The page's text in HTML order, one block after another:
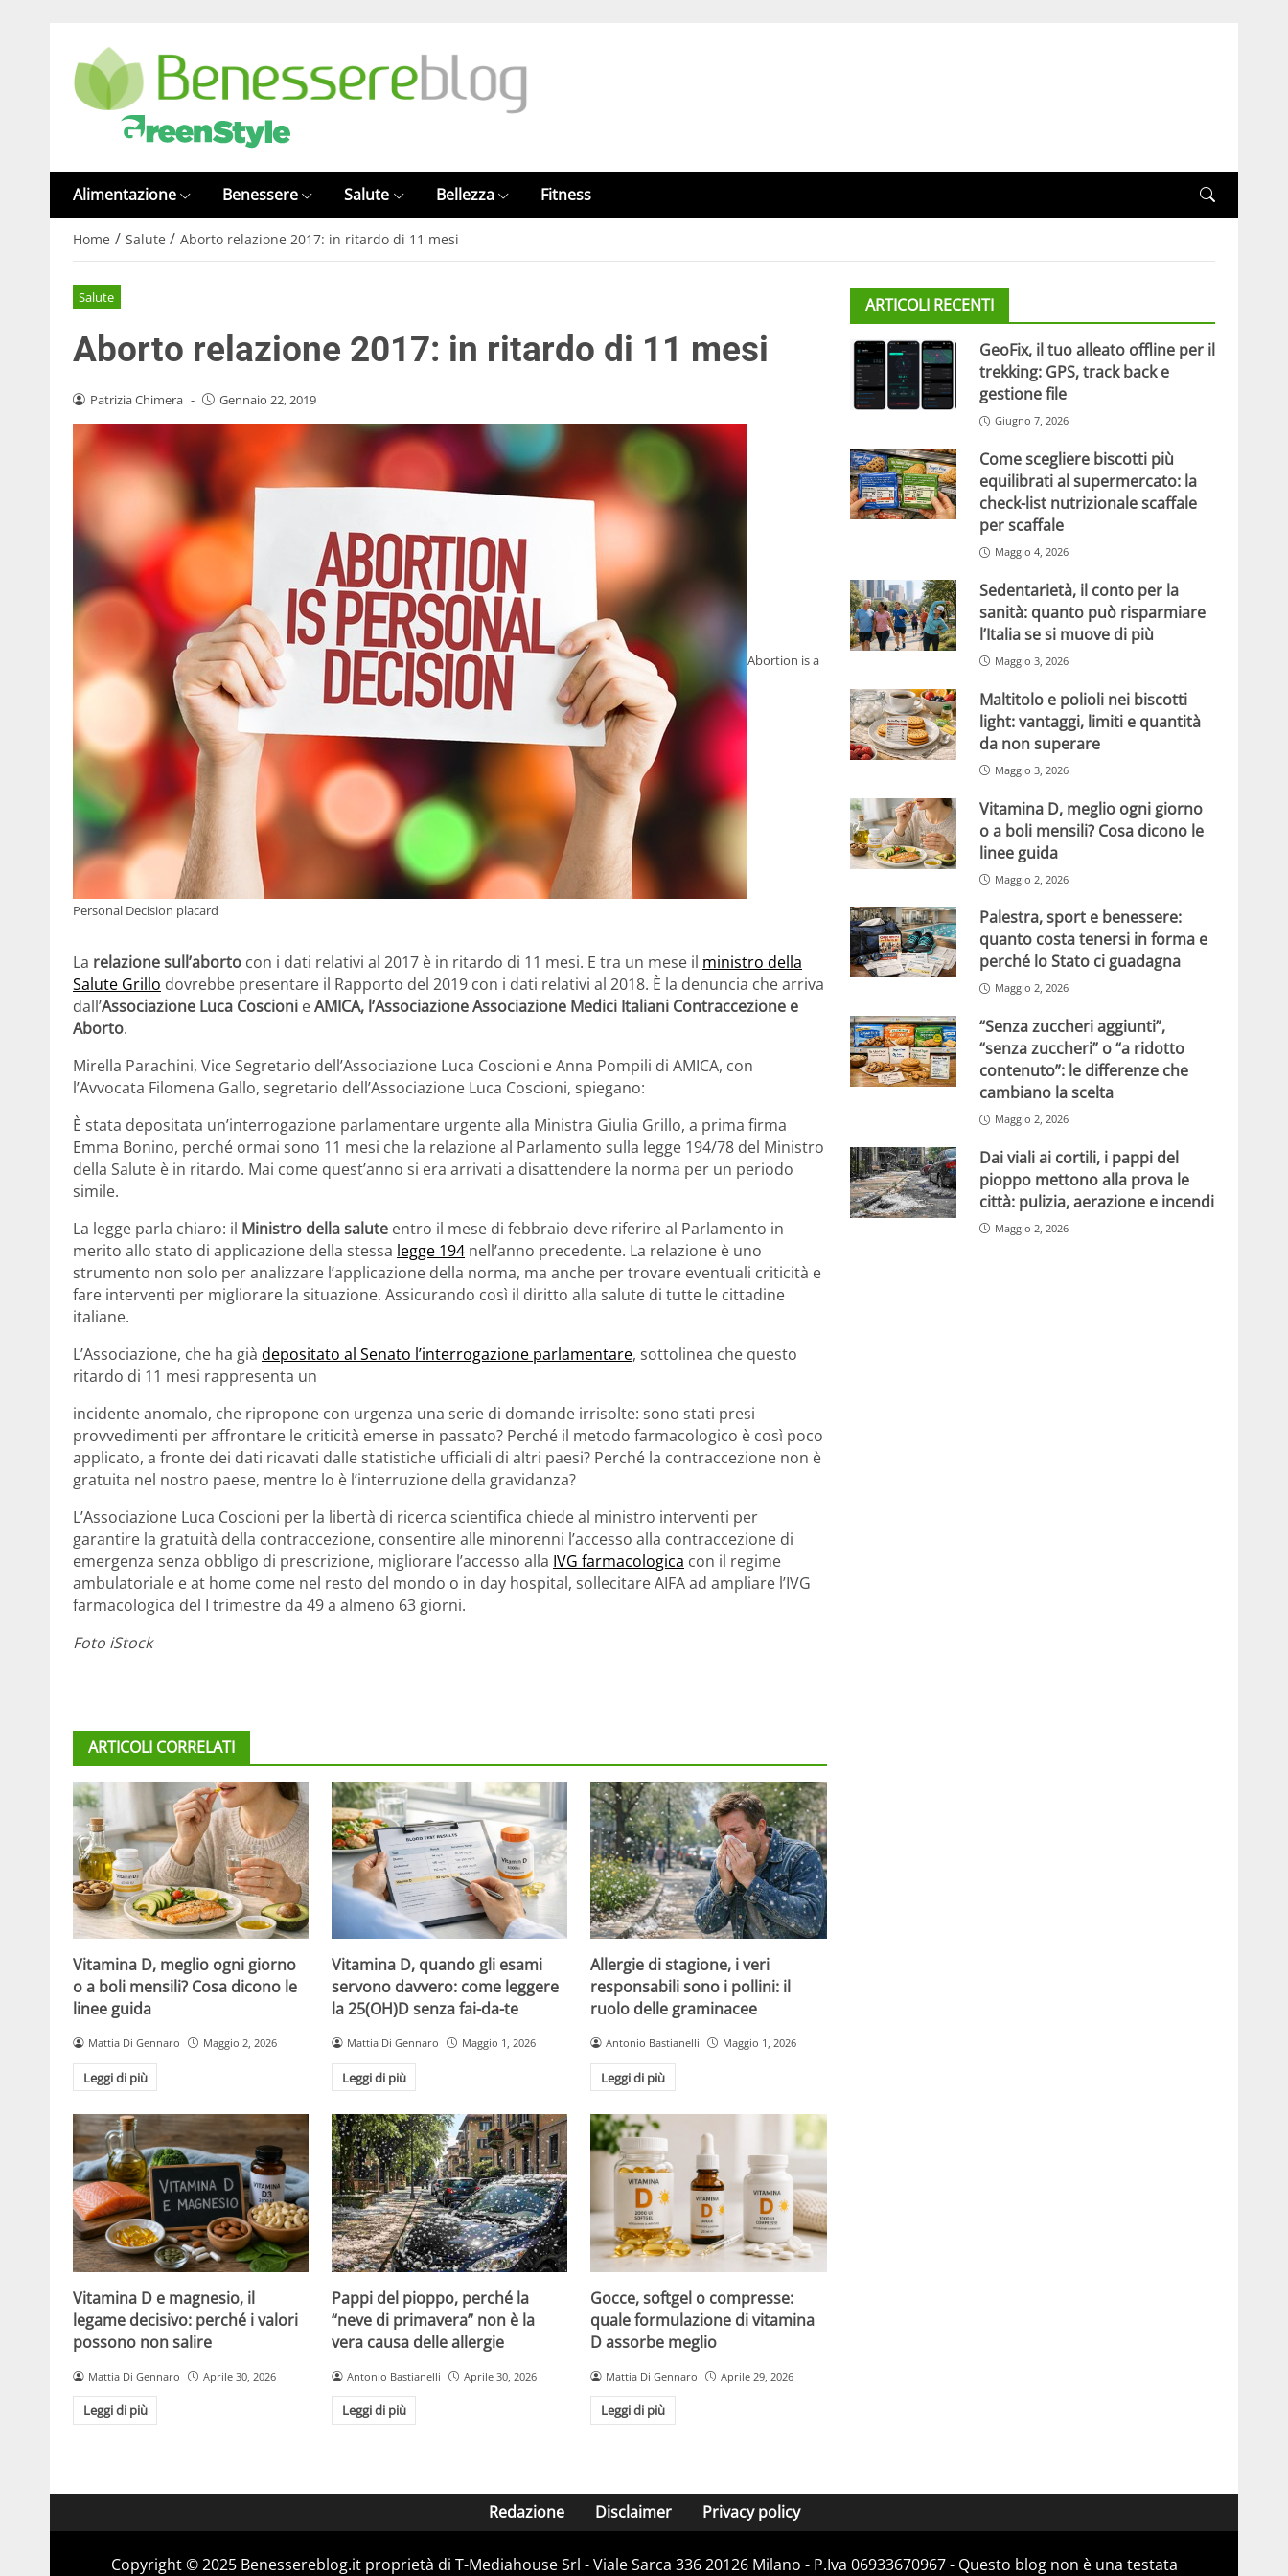
Alimentazione Benessere Salute Bellezza Fitness
Home / Salute / Aborto relazione 2017: in ritardo di 11 mesi
Salute
Aborto relazione 2017: in ritardo di 11 mesi
Patrizia Chimera - Gennaio 22, 2019
Abortion is a
Personal Decision placard
La relazione sull’aborto con i dati relativi al 2017 è in ritardo di 11 mesi. E tra un mese il ministro della
Salute Grillo dovrebbe presentare il Rapporto del 2019 con i dati relativi al 2018. È la denuncia che arriva
dall’Associazione Luca Coscioni eAMICA, l’Associazione Associazione Medici Italiani Contraccezione e
Aborto.
Mirella Parachini, Vice Segretario dell’Associazione Luca Coscioni e Anna Pompili di AMICA, con
l’Avvocata Filomena Gallo, segretario dell’Associazione Luca Coscioni, spiegano:
È stata depositata un’interrogazione parlamentare urgente alla Ministra Giulia Grillo, a prima firma
Emma Bonino, perché ormai sono 11 mesi che la relazione al Parlamento sulla legge 194/78 del Ministro
della Salute è in ritardo. Mai come quest’anno si era arrivati a disattendere la norma per un periodo
simile.
La legge parla chiaro: il Ministro della salute entro il mese di febbraio deve riferire al Parlamento in
merito allo stato di applicazione della stessa legge 194 nell’anno precedente. La relazione è uno
strumento non solo per analizzare l’applicazione della norma, ma anche per trovare eventuali criticità e
fare interventi per migliorare la situazione. Assicurando così il diritto alla salute di tutte le cittadine
italiane.
L’Associazione, che ha già depositato al Senato l’interrogazione parlamentare, sottolinea che questo
ritardo di 11 mesi rappresenta un
incidente anomalo, che ripropone con urgenza una serie di domande irrisolte: sono stati presi
provvedimenti per affrontare le criticità emerse in passato? Perché il metodo farmacologico è così poco
applicato, a fronte dei dati ricavati dalle statistiche ufficiali di altri paesi? Perché la contraccezione non è
gratuita nel nostro paese, mentre lo è l’interruzione della gravidanza?
L’Associazione Luca Coscioni per la libertà di ricerca scientifica chiede al ministro interventi per
garantire la gratuità della contraccezione, consentire alle minorenni l’accesso alla contraccezione di
emergenza senza obbligo di prescrizione, migliorare l’accesso alla IVG farmacologica con il regime
ambulatoriale e at home come nel resto del mondo o in day hospital, sollecitare AIFA ad ampliare l’IVG
farmacologica del I trimestre da 49 a almeno 63 giorni.
Foto iStock
ARTICOLI CORRELATI
Vitamina D, meglio ogni giorno
o a boli mensili? Cosa dicono le
linee guida
Mattia Di Gennaro Maggio 2, 2026
Leggi di più
Vitamina D, quando gli esami
servono davvero: come leggere
la 25(OH)D senza fai-da-te
Mattia Di Gennaro Maggio 1, 2026
Leggi di più
Allergie di stagione, i veri
responsabili sono i pollini: il
ruolo delle graminacee
Antonio Bastianelli Maggio 1, 2026
Leggi di più
Vitamina D e magnesio, il
legame decisivo: perché i valori
possono non salire
Mattia Di Gennaro Aprile 30, 2026
Leggi di più
Pappi del pioppo, perché la
“neve di primavera” non è la
vera causa delle allergie
Antonio Bastianelli Aprile 30, 2026
Leggi di più
Gocce, softgel o compresse:
quale formulazione di vitamina
D assorbe meglio
Mattia Di Gennaro Aprile 29, 2026
Leggi di più
ARTICOLI RECENTI
GeoFix, il tuo alleato offline per il
trekking: GPS, track back e
gestione file
Giugno 7, 2026
Come scegliere biscotti più
equilibrati al supermercato: la
check-list nutrizionale scaffale
per scaffale
Maggio 4, 2026
Sedentarietà, il conto per la
sanità: quanto può risparmiare
l’Italia se si muove di più
Maggio 3, 2026
Maltitolo e polioli nei biscotti
light: vantaggi, limiti e quantità
da non superare
Maggio 3, 2026
Vitamina D, meglio ogni giorno
o a boli mensili? Cosa dicono le
linee guida
Maggio 2, 2026
Palestra, sport e benessere:
quanto costa tenersi in forma e
perché lo Stato ci guadagna
Maggio 2, 2026
“Senza zuccheri aggiunti”,
“senza zuccheri” o “a ridotto
contenuto”: le differenze che
cambiano la scelta
Maggio 2, 2026
Dai viali ai cortili, i pappi del
pioppo mettono alla prova le
città: pulizia, aerazione e incendi
Maggio 2, 2026
Redazione Disclaimer Privacy policy
Copyright © 2025 Benessereblog.it proprietà di T-Mediahouse Srl - Viale Sarca 336 20126 Milano - P.Iva 06933670967 - Questo blog non è una testata